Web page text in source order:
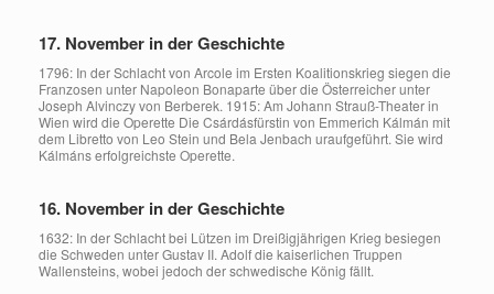
17. November in der Geschichte
1796: In der Schlacht von Arcole im Ersten Koalitionskrieg siegen die
Franzosen unter Napoleon Bonaparte über die Österreicher unter
Joseph Alvinczy von Berberek. 1915: Am Johann Strauß-Theater in
Wien wird die Operette Die Csárdásfürstin von Emmerich Kálmán mit
dem Libretto von Leo Stein und Bela Jenbach uraufgeführt. Sie wird
Kálmáns erfolgreichste Operette.
16. November in der Geschichte
1632: In der Schlacht bei Lützen im Dreißigjährigen Krieg besiegen
die Schweden unter Gustav II. Adolf die kaiserlichen Truppen
Wallensteins, wobei jedoch der schwedische König fällt.